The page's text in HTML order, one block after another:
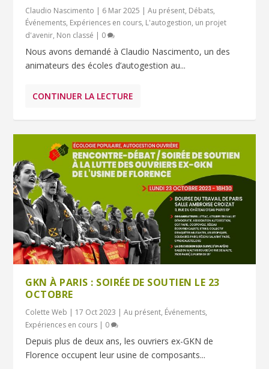
Claudio Nascimento | 6 Mar 2025 |Au présent, Débats,
Événements, Expériences en cours, L'autogestion, un projet
d'avenir, Non classé | 0
Nous avons demandé à Claudio Nascimento, un des
animateurs des écoles d’autogestion au...
CONTINUER LA LECTURE
GKN À PARIS : SOIRÉE DE SOUTIEN LE 23
OCTOBRE
Colette Web | 17 Oct 2023 |Au présent, Événements,
Expériences en cours | 0
Depuis plus de deux ans, les ouvriers ex-GKN de
Florence occupent leur usine de composants...